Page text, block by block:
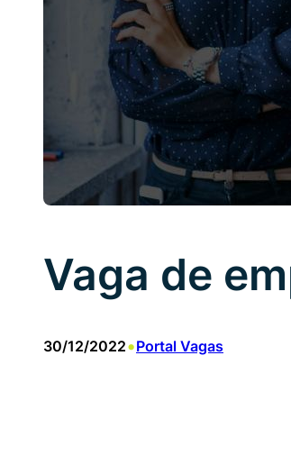
Vaga de
30/12/2022•Portal Vagas